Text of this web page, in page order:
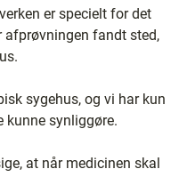
er specielt for det
fandt sted,
sygehus, og vi har kun
kunne synliggøre.
at når medicinen skal